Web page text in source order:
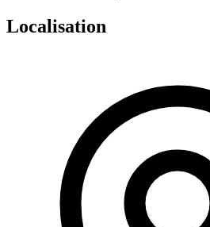
Localisation